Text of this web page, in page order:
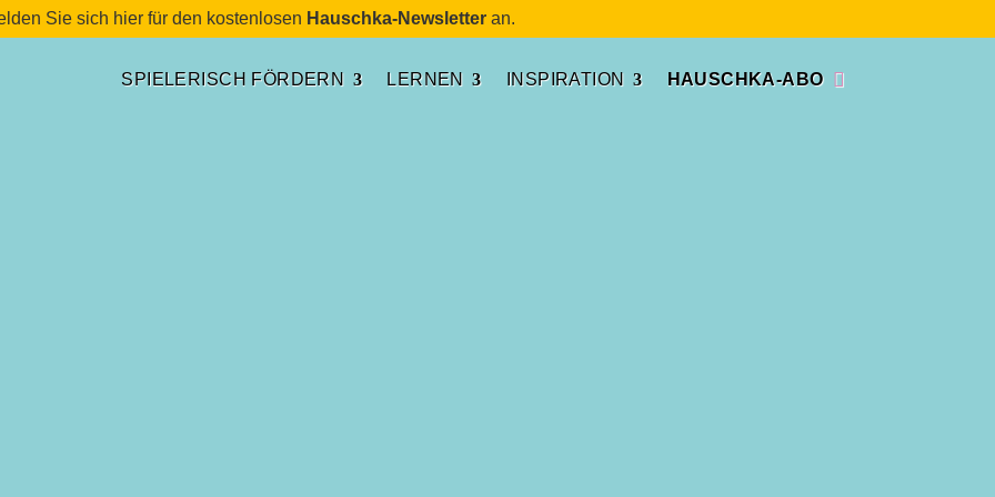
Sie sich hier für den kostenlosen Hauschka-Newsletter an.
SPIELERISCH FÖRDERN LERNEN INSPIRATION HAUSCHKA-ABO